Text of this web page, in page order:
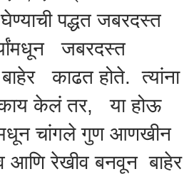
पद्धत जबरदस्त
जबरदस्त
बाहेर काढत होते. त्यांना
काय केलं तर, या होऊ
चांगले गुण आणखीन
आणि रेखीव बनवून बाहेर